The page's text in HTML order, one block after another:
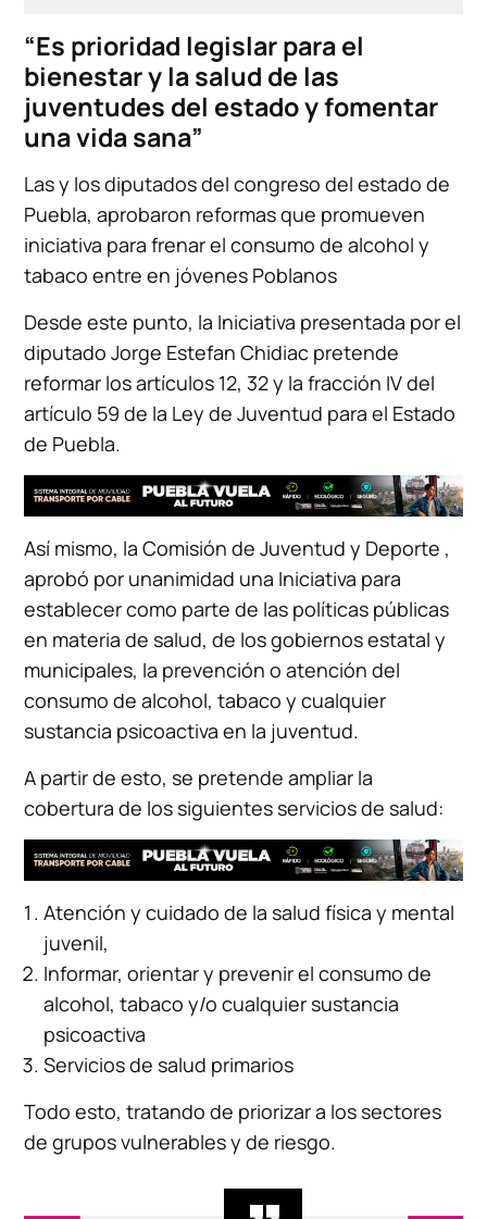
“Es prioridad legislar para el
bienestar y la salud de las
juventudes del estado y fomentar
una vida sana”
Las y los diputados del congreso del estado de
Puebla, aprobaron reformas que promueven
iniciativa para frenar el consumo de alcohol y
tabaco entre en jóvenes Poblanos
Desde este punto, la Iniciativa presentada por el
diputado Jorge Estefan Chidiac pretende
reformar los artículos 12, 32 y la fracción IV del
artículo 59 de la Ley de Juventud para el Estado
de Puebla.
Así mismo, la Comisión de Juventud y Deporte ,
aprobó por unanimidad una Iniciativa para
establecer como parte de las políticas públicas
en materia de salud, de los gobiernos estatal y
municipales, la prevención o atención del
consumo de alcohol, tabaco y cualquier
sustancia psicoactiva en la juventud.
A partir de esto, se pretende ampliar la
cobertura de los siguientes servicios de salud:
Atención y cuidado de la salud física y mental
juvenil,
Informar, orientar y prevenir el consumo de
alcohol, tabaco y/o cualquier sustancia
psicoactiva
Servicios de salud primarios
Todo esto, tratando de priorizar a los sectores
de grupos vulnerables y de riesgo.